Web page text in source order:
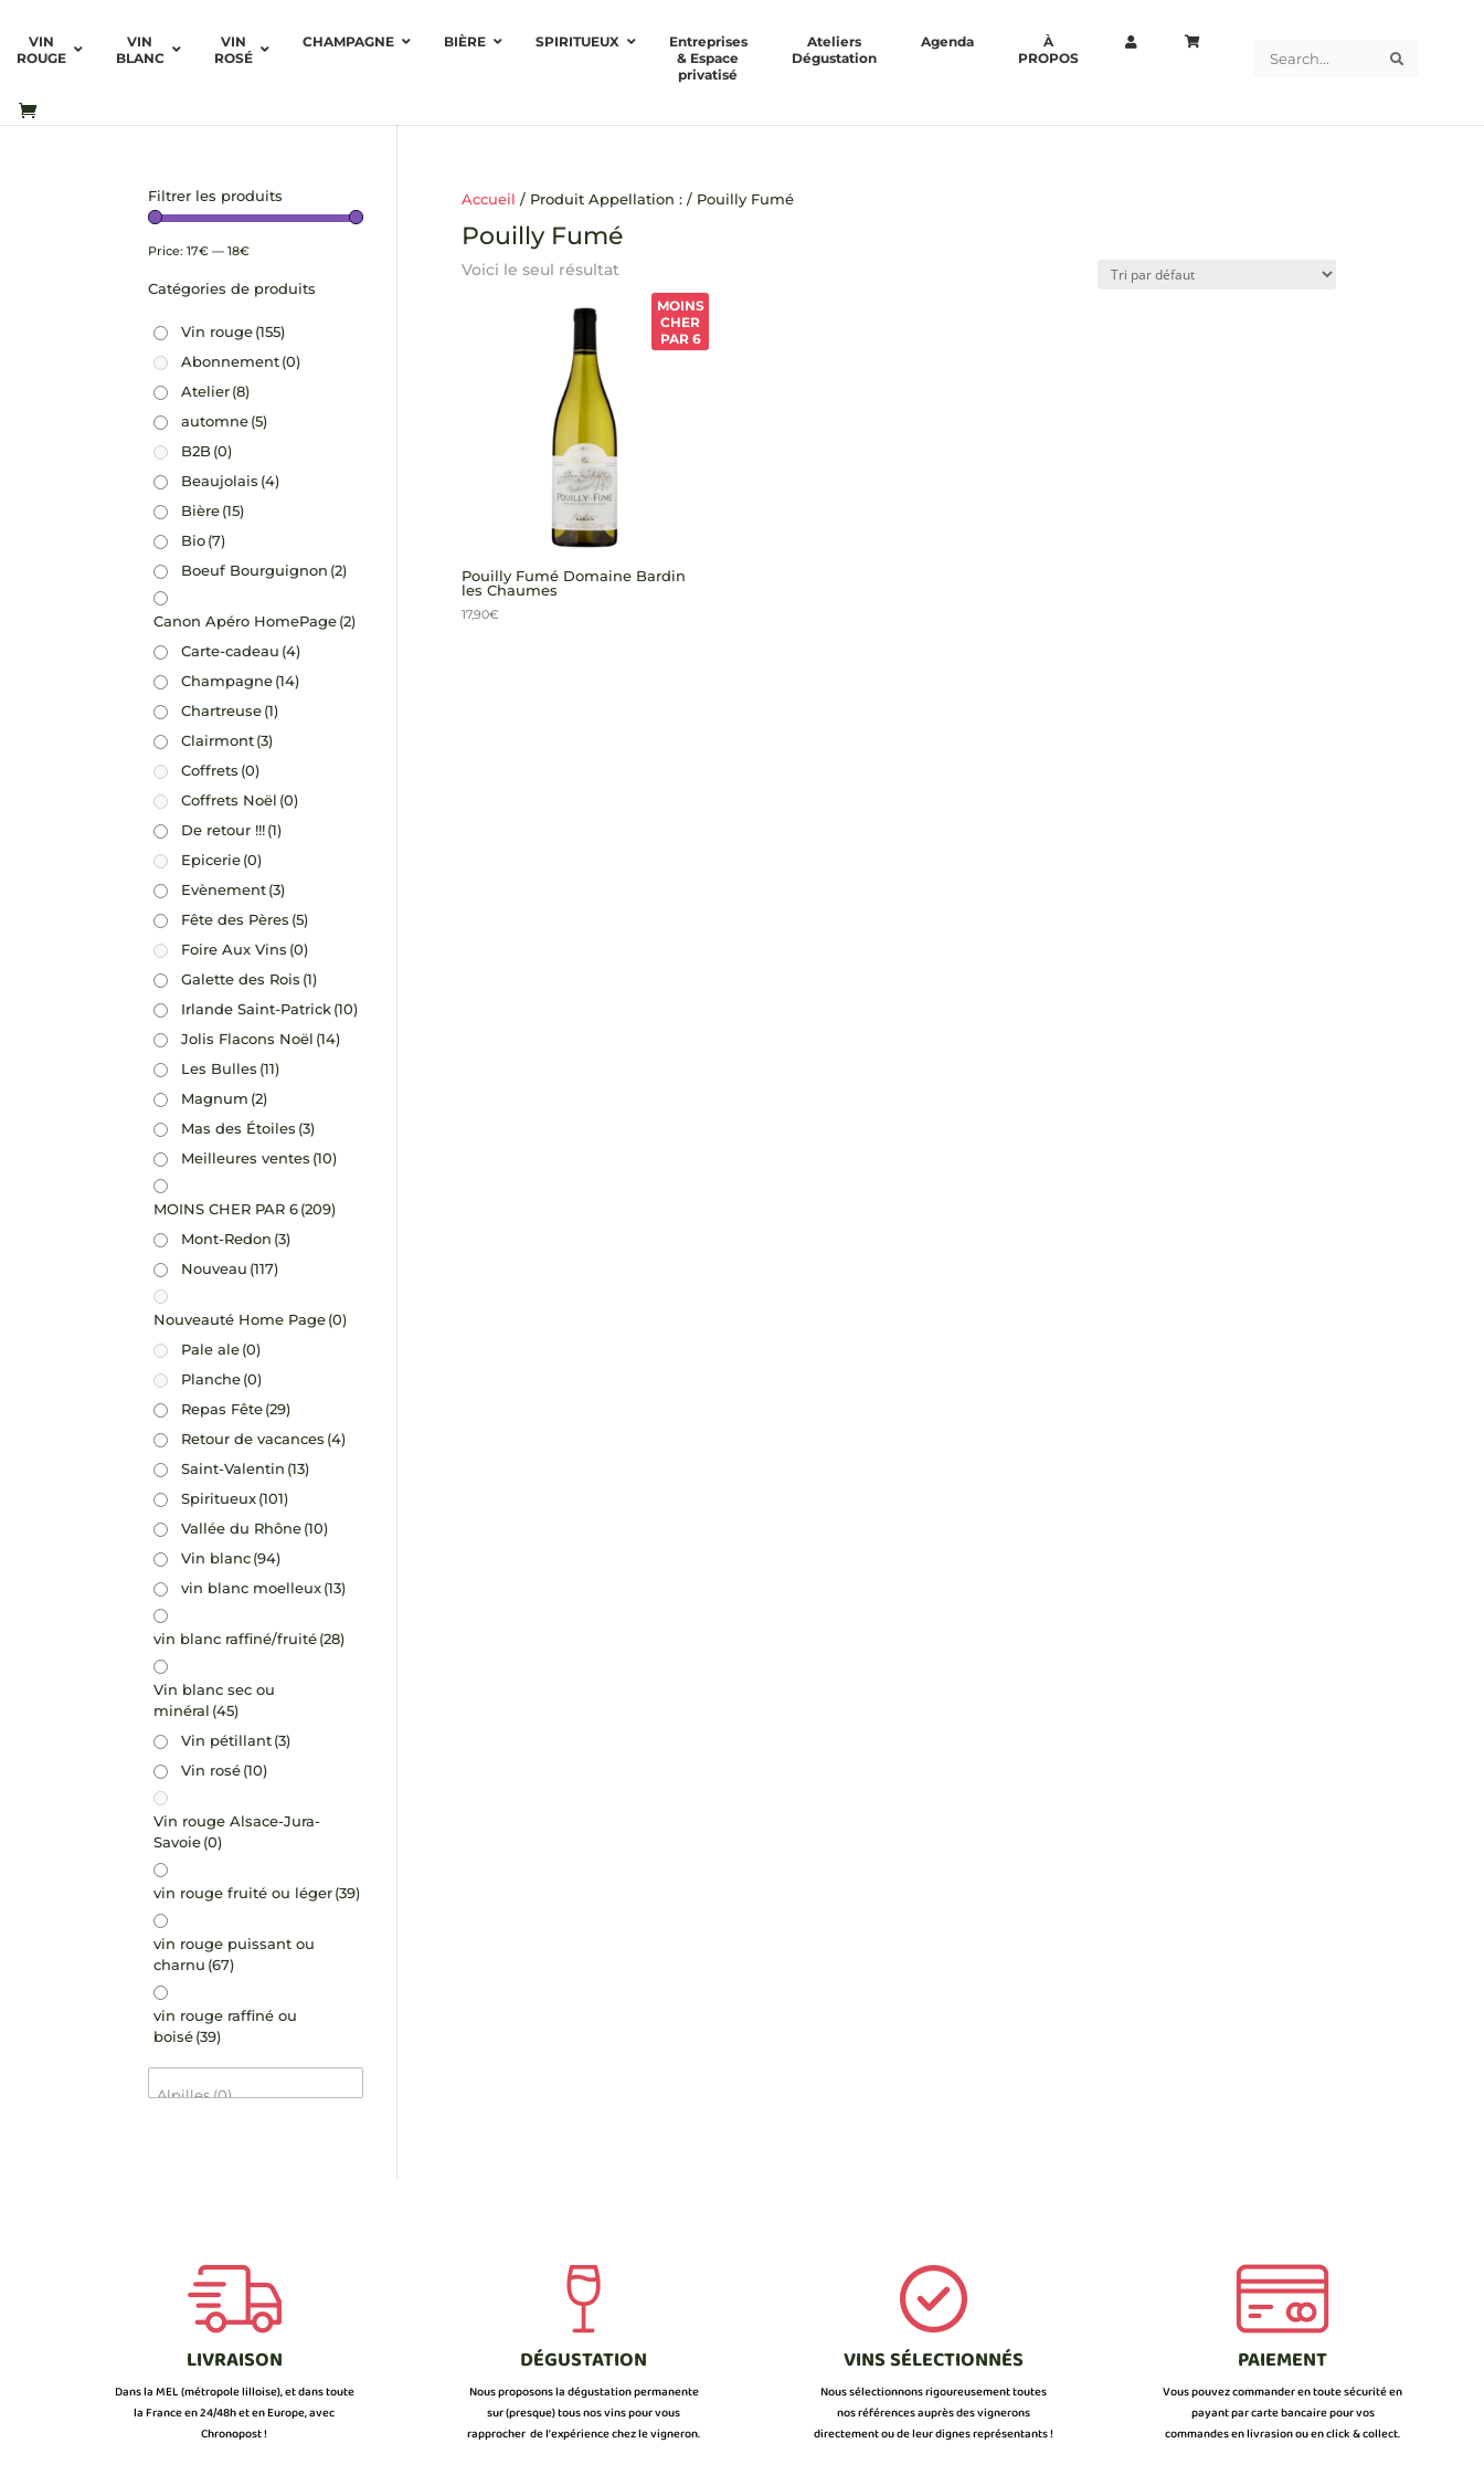
VIN
ROUGE
VIN
BLANC
VIN
ROSÉ
CHAMPAGNE BIÈRE SPIRITUEUX
Entreprises
& Espace
privatisé
Ateliers
Dégustation
Agenda
À
PROPOS
Accueil / Produit Appellation : / Pouilly Fumé
Pouilly Fumé
Voici le seul résultat
MOINS
CHER
PAR 6
Pouilly Fumé Domaine Bardin
les Chaumes
17,90€
Filtrer les produits
Price:17€ —18€
Catégories de produits
Vin rouge(155)
Abonnement(0)
Atelier(8)
automne(5)
B2B(0)
Beaujolais (4)
Bière(15)
Bio(7)
Boeuf Bourguignon (2)
Canon Apéro HomePage(2)
Carte-cadeau (4)
Champagne(14)
Chartreuse(1)
Clairmont(3)
Coffrets (0)
Coffrets Noël (0)
De retour !!!(1)
Epicerie(0)
Evènement(3)
Fête des Pères (5)
Foire Aux Vins (0)
Galette des Rois (1)
Irlande Saint-Patrick(10)
Jolis Flacons Noël (14)
Les Bulles (11)
Magnum (2)
Mas des Étoiles (3)
Meilleures ventes (10)
MOINS CHER PAR 6(209)
Mont-Redon (3)
Nouveau (117)
Nouveauté Home Page(0)
Pale ale(0)
Planche(0)
Repas Fête(29)
Retour de vacances (4)
Saint-Valentin (13)
Spiritueux(101)
Vallée du Rhône(10)
Vin blanc(94)
vin blanc moelleux(13)
vin blanc raffiné/fruité(28)
Vin blanc sec ou
minéral (45)
Vin pétillant(3)
Vin rosé(10)
Vin rouge Alsace-Jura-
Savoie(0)
vin rouge fruité ou léger(39)
vin rouge puissant ou
charnu (67)
vin rouge raffiné ou
boisé(39)
LIVRAISON
Dans la MEL (métropole lilloise), et dans toute
la France en 24/48h et en Europe, avec
Chronopost !
DÉGUSTATION
Nous proposons la dégustation permanente
sur (presque) tous nos vins pour vous
rapprocher de l’expérience chez le vigneron.
VINS SÉLECTIONNÉS
Nous sélectionnons rigoureusement toutes
nos références auprès des vignerons
directement ou de leur dignes représentants !
PAIEMENT
Vous pouvez commander en toute sécurité en
payant par carte bancaire pour vos
commandes en livrasion ou en click & collect.